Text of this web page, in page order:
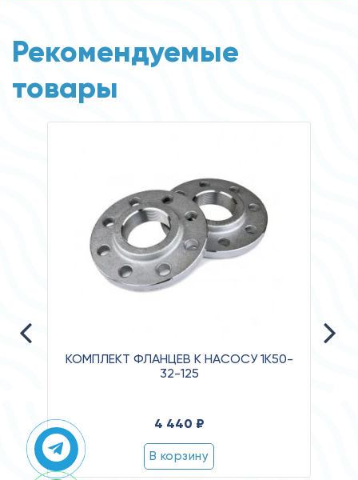
Рекомендуемые
товары
КОМПЛЕКТ ФЛАНЦЕВ К НАСОСУ 1К50-
32-125
4 440 ₽
В корзину